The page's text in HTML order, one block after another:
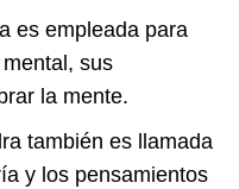
es empleada para
sus
la mente.
también es llamada
y los pensamientos